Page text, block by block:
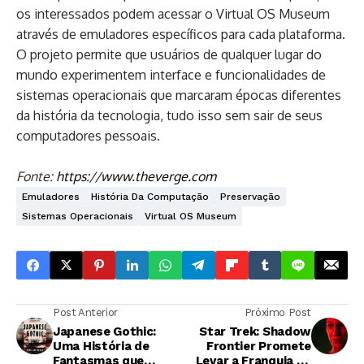
os interessados podem acessar o Virtual OS Museum
através de emuladores específicos para cada plataforma.
O projeto permite que usuários de qualquer lugar do
mundo experimentem interface e funcionalidades de
sistemas operacionais que marcaram épocas diferentes
da história da tecnologia, tudo isso sem sair de seus
computadores pessoais.
Fonte: https://www.theverge.com
Emuladores História Da Computação
Preservação
Sistemas Operacionais
Virtual OS Museum
Post Anterior
Japanese Gothic:
Uma História de
Fantasmas que
Próximo Post
Star Trek: Shadow
Frontier Promete
Levar a Franquia ao